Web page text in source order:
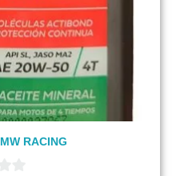
MW RACING